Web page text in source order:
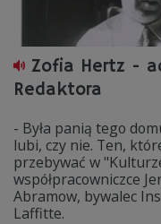
Zofia Hertz -
Redaktora
- Była panią tego
lubi, czy nie. Ten,
przebywać w
współpracowniczce
Abramow, bywalec
Laffitte.